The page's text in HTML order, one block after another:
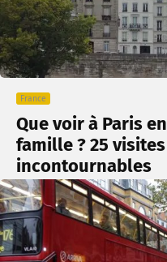
France
Que voir à Paris en
famille ? 25 visites
incontournables